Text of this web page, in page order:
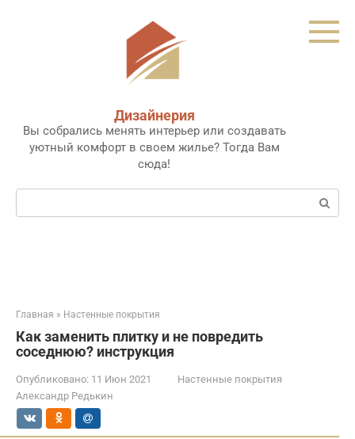
Дизайнерия
Вы собрались менять интерьер или создавать
уютный комфорт в своем жилье? Тогда Вам
сюда!
Поиск:
Главная » Настенные покрытия
Как заменить плитку и не повредить
соседнюю? инструкция
Опубликовано: 11 Июн 2021
Настенные покрытия
Александр Редькин